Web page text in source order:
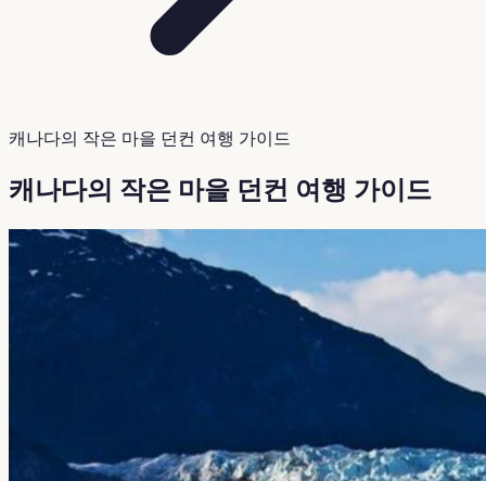
캐나다의 작은 마을 던컨 여행 가이드
캐나다의 작은 마을 던컨 여행 가이드